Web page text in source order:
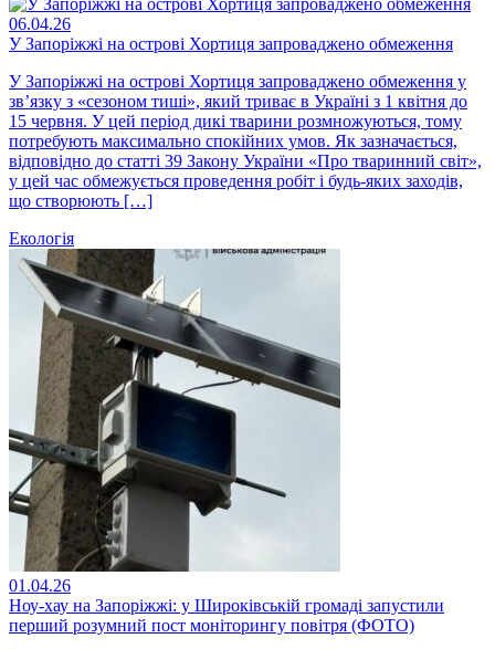
06.04.26
У Запоріжжі на острові Хортиця запроваджено обмеження
У Запоріжжі на острові Хортиця запроваджено обмеження у
зв’язку з «сезоном тиші», який триває в Україні з 1 квітня до
15 червня. У цей період дикі тварини розмножуються, тому
потребують максимально спокійних умов. Як зазначається,
відповідно до статті 39 Закону України «Про тваринний світ»,
у цей час обмежується проведення робіт і будь-яких заходів,
що створюють […]
Екологія
01.04.26
Ноу-хау на Запоріжжі: у Широківській громаді запустили
перший розумний пост моніторингу повітря (ФОТО)